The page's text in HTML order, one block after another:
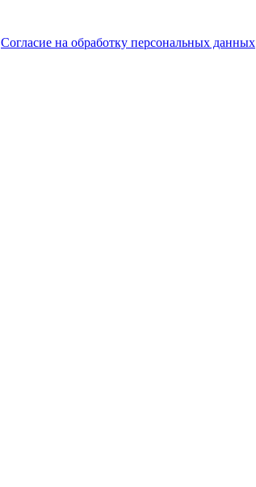
Согласие на обработку персональных данных